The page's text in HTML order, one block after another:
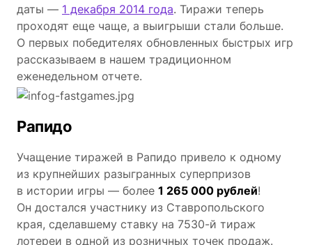
даты — 1 декабря 2014 года. Тиражи теперь
проходят еще чаще, а выигрыши стали больше.
О первых победителях обновленных быстрых игр
рассказываем в нашем традиционном
еженедельном отчете.
Рапидо
Учащение тиражей в Рапидо привело к одному
из крупнейших разыгранных суперпризов
в истории игры — более 1 265 000 рублей!
Он достался участнику из Ставропольского
края, сделавшему ставку на 7530-й тираж
лотереи в одной из розничных точек продаж.